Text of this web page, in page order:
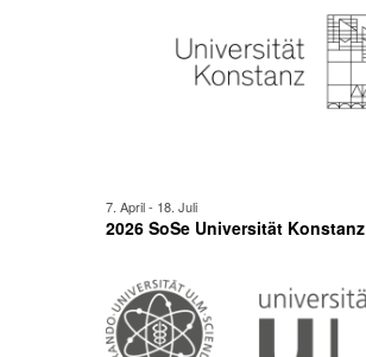
2026 SoSe Universität Konstanz
7. April- 18. Juli